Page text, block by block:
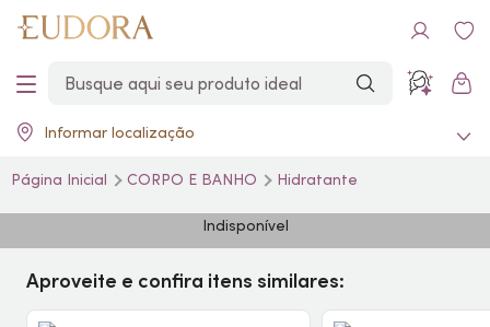
Informar localização
Página Inicial CORPO E BANHO Hidratante
Indisponível
Aproveite e confira itens similares: